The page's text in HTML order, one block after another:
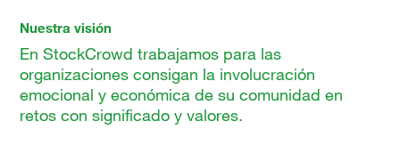
Nuestra visión
En StockCrowd trabajamos para las
organizaciones consigan la involucración
emocional y económica de su comunidad en
retos con significado y valores.